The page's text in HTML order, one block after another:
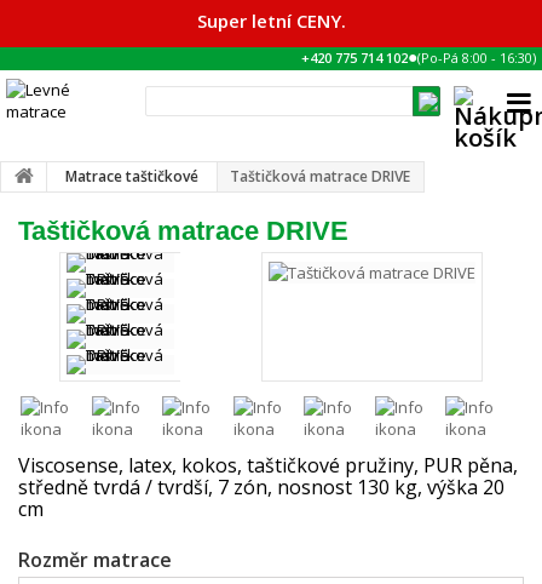
Super letní CENY.
+420 775 714 102●(Po-Pá 8:00 - 16:30)
Matrace taštičkové Taštičková matrace DRIVE
Taštičková matrace DRIVE
Viscosense, latex, kokos, taštičkové pružiny, PUR pěna,
středně tvrdá / tvrdší, 7 zón, nosnost 130 kg, výška 20
cm
Rozměr matrace